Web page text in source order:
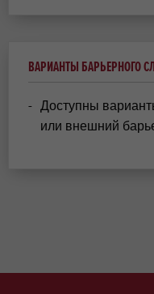
ВАРИАНТЫ БАРЬЕРНОГО
Доступны
или внешний